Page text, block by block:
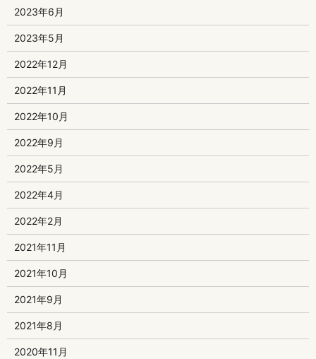
2023年6月
2023年5月
2022年12月
2022年11月
2022年10月
2022年9月
2022年5月
2022年4月
2022年2月
2021年11月
2021年10月
2021年9月
2021年8月
2020年11月